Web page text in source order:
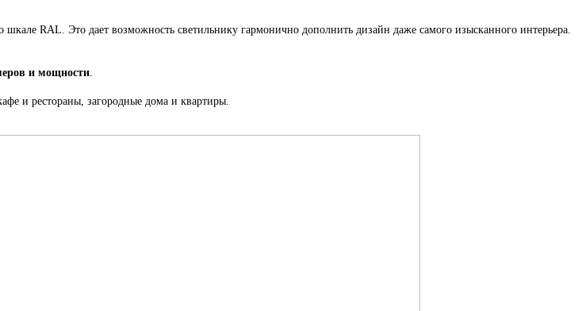
шкале RAL. Это дает возможность светильнику гармонично дополнить дизайн даже самого изысканного интерьера.
и мощности.
и рестораны, загородные дома и квартиры.